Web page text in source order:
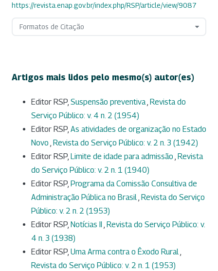
https://revista.enap.gov.br/index.php/RSP/article/view/9087
Formatos de Citação
Artigos mais lidos pelo mesmo(s) autor(es)
Editor RSP, Suspensão preventiva, Revista do
Serviço Público: v. 4 n. 2 (1954)
Editor RSP, As atividades de organização no Estado
Novo , Revista do Serviço Público: v. 2 n. 3 (1942)
Editor RSP, Limite de idade para admissão , Revista
do Serviço Público: v. 2 n. 1 (1940)
Editor RSP, Programa da Comissão Consultiva de
Administração Pública no Brasil, Revista do Serviço
Público: v. 2 n. 2 (1953)
Editor RSP, Notícias II , Revista do Serviço Público: v.
4 n. 3 (1938)
Editor RSP, Uma Arma contra o Êxodo Rural,
Revista do Serviço Público: v. 2 n. 1 (1953)